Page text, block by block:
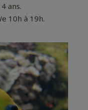
ans.
10h à 19h.